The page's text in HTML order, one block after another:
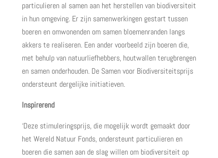
particulieren al samen aan het herstellen van biodiversiteit
in hun omgeving. Er zijn samenwerkingen gestart tussen
boeren en omwonenden om samen bloemenranden langs
akkers te realiseren. Een ander voorbeeld zijn boeren die,
met behulp van natuurliefhebbers, houtwallen terugbrengen
en samen onderhouden. De Samen voor Biodiversiteitsprijs
ondersteunt dergelijke initiatieven.
Inspirerend
‘Deze stimuleringsprijs, die mogelijk wordt gemaakt door
het Wereld Natuur Fonds, ondersteunt particulieren en
boeren die samen aan de slag willen om biodiversiteit op